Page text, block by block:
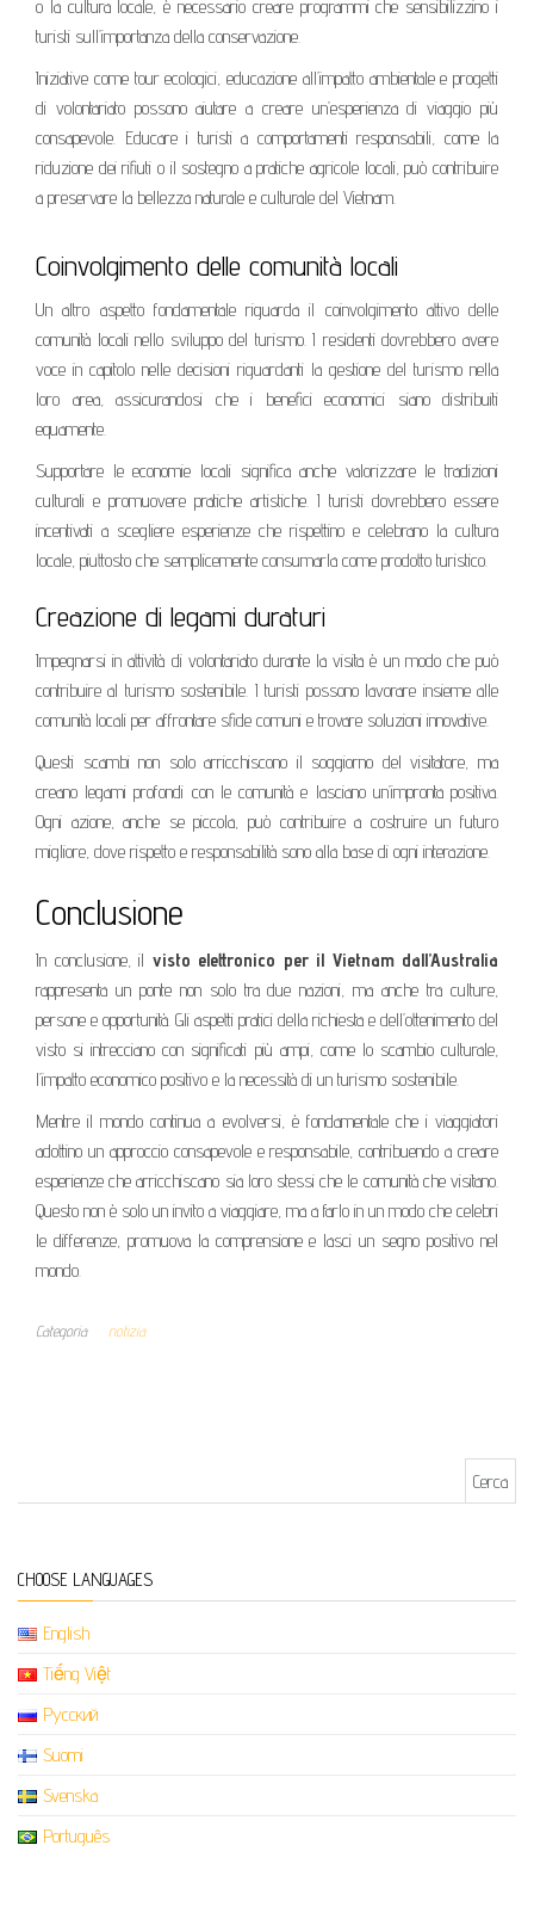
o la cultura locale, è necessario creare programmi che sensibilizzino i
turisti sull’importanza della conservazione.
Iniziative come tour ecologici, educazione all’impatto ambientale e progetti
di volontariato possono aiutare a creare un’esperienza di viaggio più
consapevole. Educare i turisti a comportamenti responsabili, come la
riduzione dei rifiuti o il sostegno a pratiche agricole locali, può contribuire
a preservare la bellezza naturale e culturale del Vietnam.
Coinvolgimento delle comunità locali
Un altro aspetto fondamentale riguarda il coinvolgimento attivo delle
comunità locali nello sviluppo del turismo. I residenti dovrebbero avere
voce in capitolo nelle decisioni riguardanti la gestione del turismo nella
loro area, assicurandosi che i benefici economici siano distribuiti
equamente.
Supportare le economie locali significa anche valorizzare le tradizioni
culturali e promuovere pratiche artistiche. I turisti dovrebbero essere
incentivati a scegliere esperienze che rispettino e celebrano la cultura
locale, piuttosto che semplicemente consumarla come prodotto turistico.
Creazione di legami duraturi
Impegnarsi in attività di volontariato durante la visita è un modo che può
contribuire al turismo sostenibile. I turisti possono lavorare insieme alle
comunità locali per affrontare sfide comuni e trovare soluzioni innovative.
Questi scambi non solo arricchiscono il soggiorno del visitatore, ma
creano legami profondi con le comunità e lasciano un’impronta positiva.
Ogni azione, anche se piccola, può contribuire a costruire un futuro
migliore, dove rispetto e responsabilità sono alla base di ogni interazione.
Conclusione
In conclusione, il visto elettronico per il Vietnam dall’Australia
rappresenta un ponte non solo tra due nazioni, ma anche tra culture,
persone e opportunità. Gli aspetti pratici della richiesta e dell’ottenimento del
visto si intrecciano con significati più ampi, come lo scambio culturale,
l’impatto economico positivo e la necessità di un turismo sostenibile.
Mentre il mondo continua a evolversi, è fondamentale che i viaggiatori
adottino un approccio consapevole e responsabile, contribuendo a creare
esperienze che arricchiscano sia loro stessi che le comunità che visitano.
Questo non è solo un invito a viaggiare, ma a farlo in un modo che celebri
le differenze, promuova la comprensione e lasci un segno positivo nel
mondo.
Categoria notizia
CHOOSE LANGUAGES
English
Tiếng Việt
Русский
Suomi
Svenska
Português